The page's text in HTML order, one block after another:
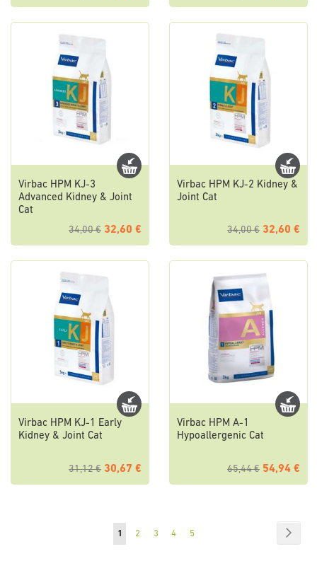
Virbac HPM KJ-3
Advanced Kidney & Joint
Cat
34,00 € 32,60 €
Virbac HPM KJ-2 Kidney &
Joint Cat
34,00 € 32,60 €
Virbac HPM KJ-1 Early
Kidney & Joint Cat
31,12 € 30,67 €
Virbac HPM A-1
Hypoallergenic Cat
65,44 € 54,94 €
Pagina
Attualmente
1 Pagina
2 Pagina
3 Pagina
4 Pagina
5